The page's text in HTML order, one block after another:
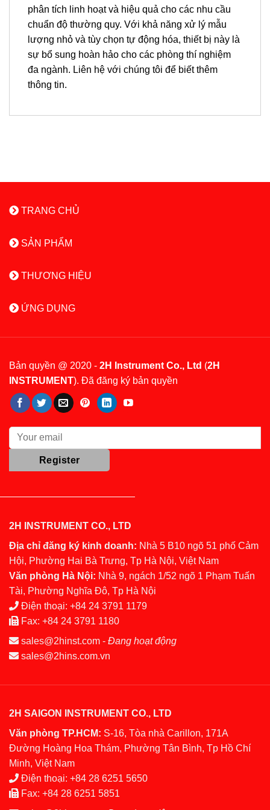
phân tích linh hoạt và hiệu quả cho các nhu cầu
chuẩn độ thường quy. Với khả năng xử lý mẫu
lượng nhỏ và tùy chọn tự động hóa, thiết bị này là
sự bổ sung hoàn hảo cho các phòng thí nghiệm
đa ngành. Liên hệ với chúng tôi để biết thêm
thông tin.
TRANG CHỦ
SẢN PHẨM
THƯƠNG HIỆU
ỨNG DỤNG
Bản quyền @ 2020 - 2H Instrument Co., Ltd (2H
INSTRUMENT). Đã đăng ký bản quyền
2H INSTRUMENT CO., LTD
Địa chỉ đăng ký kinh doanh: Nhà 5 B10 ngõ 51 phố Cảm
Hội, Phường Hai Bà Trưng, Tp Hà Nội, Việt Nam
Văn phòng Hà Nội: Nhà 9, ngách 1/52 ngõ 1 Phạm Tuấn
Tài, Phường Nghĩa Đô, Tp Hà Nội
Điện thoại: +84 24 3791 1179
Fax: +84 24 3791 1180
sales@2hinst.com - Đang hoạt động
sales@2hins.com.vn
2H SAIGON INSTRUMENT CO., LTD
Văn phòng TP.HCM: S-16, Tòa nhà Carillon, 171A
Đường Hoàng Hoa Thám, Phường Tân Bình, Tp Hồ Chí
Minh, Việt Nam
Điện thoại: +84 28 6251 5650
Fax: +84 28 6251 5851